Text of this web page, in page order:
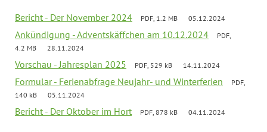
Bericht - Der November 2024 PDF, 1.2 MB 05.12.2024
Ankündigung - Adventskäffchen am 10.12.2024
PDF,
4.2 MB
28.11.2024
Vorschau - Jahresplan 2025 PDF, 529 kB 14.11.2024
Formular - Ferienabfrage Neujahr- und Winterferien
PDF,
140 kB
05.11.2024
Bericht - Der Oktober im Hort PDF, 878 kB 04.11.2024